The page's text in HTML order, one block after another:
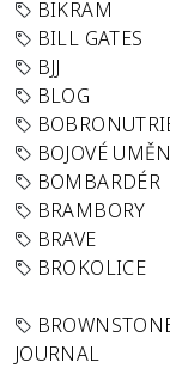
BIKRAM
BILL GATES
BJJ
BLOG
BOJOVÉ
BOMBARDÉR
BRAMBORY
BRAVE
BROKOLICE
JOURNAL